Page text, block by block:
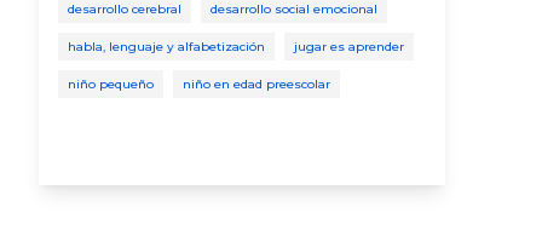
desarrollo cerebral desarrollo social emocional
habla, lenguaje y alfabetización jugar es aprender
niño pequeño niño en edad preescolar